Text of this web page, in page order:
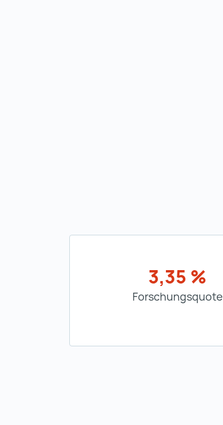
3,35 %
Forschungsquote